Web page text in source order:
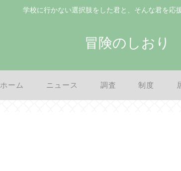
学校に行かない選択肢をした君と、そんな君を応
冒険のしおり
ホーム ニュース 調査 制度